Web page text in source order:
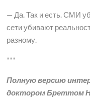
— Да. Так и есть. СМИ
сети убивают
разному.
***
Полную версию
доктором Бреттом